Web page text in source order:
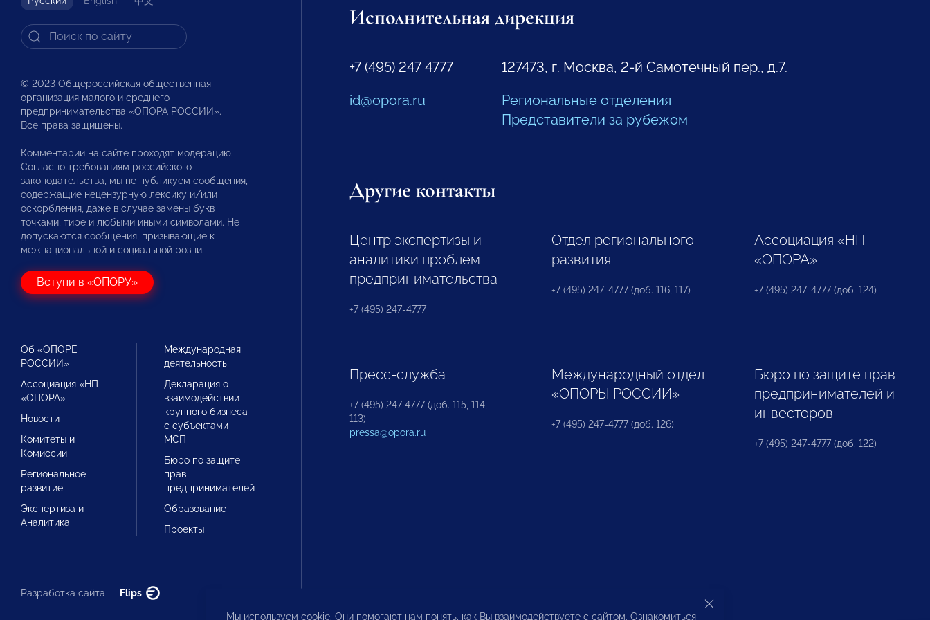
© 2023 Общероссийская общественная
организация малого и среднего
предпринимательства «ОПОРА РОССИИ».
Все права защищены.
Комментарии на сайте проходят модерацию.
Согласно требованиям российского
законодательства, мы не публикуем сообщения,
содержащие нецензурную лексику и/или
оскорбления, даже в случае замены букв
точками, тире и любыми иными символами. Не
допускаются сообщения, призывающие к
межнациональной и социальной розни.
Вступи в «ОПОРУ»
Об «ОПОРЕ
РОССИИ»
Ассоциация «НП
«ОПОРА»
Новости
Комитеты и
Комиссии
Региональное
развитие
Экспертиза и
Аналитика
Международная
деятельность
Декларация о
взаимодействии
крупного бизнеса
с субъектами
МСП
Бюро по защите
прав
предпринимателей
Образование
Проекты
Разработка сайта — Flips
Исполнительная дирекция
+7 (495) 247 4777
id@opora.ru
127473, г. Москва, 2-й Самотечный пер., д.7.
Региональные отделения
Представители за рубежом
Другие контакты
Центр экспертизы и
аналитики проблем
предпринимательства
+7 (495) 247-4777
Отдел регионального
развития
+7 (495) 247-4777 (доб. 116, 117)
Ассоциация «НП
«ОПОРА»
+7 (495) 247-4777 (доб. 124)
Пресс-служба
+7 (495) 247 4777 (доб. 115, 114,
113)
pressa@opora.ru
Международный отдел
«ОПОРЫ РОССИИ»
+7 (495) 247-4777 (доб. 126)
Бюро по защите прав
предпринимателей и
инвесторов
+7 (495) 247-4777 (доб. 122)
Мы используем cookie. Они помогают нам понять, как Вы взаимодействуете с сайтом. Ознакомиться